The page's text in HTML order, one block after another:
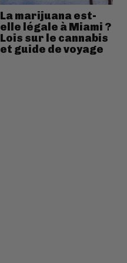
La marijuana est-
elle légale à Miami ?
Lois sur le cannabis
et guide de voyage